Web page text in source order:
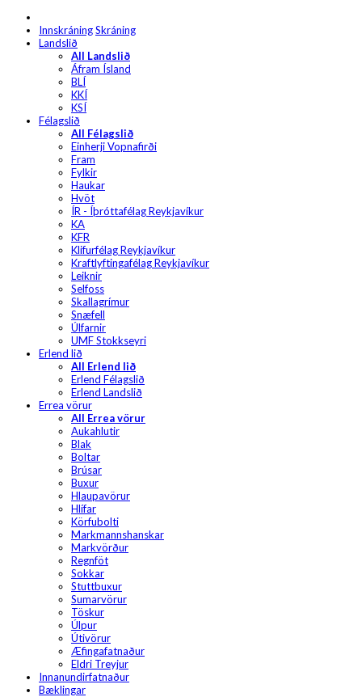
InnskráningSkráning
Landslið
All Landslið
Áfram Ísland
BLÍ
KKÍ
KSÍ
Félagslið
All Félagslið
Einherji Vopnafirði
Fram
Fylkir
Haukar
Hvöt
ÍR - Íþróttafélag Reykjavíkur
KA
KFR
Klifurfélag Reykjavíkur
Kraftlyftingafélag Reykjavíkur
Leiknir
Selfoss
Skallagrímur
Snæfell
Úlfarnir
UMF Stokkseyri
Erlend lið
All Erlend lið
Erlend Félagslið
Erlend Landslið
Errea vörur
All Errea vörur
Aukahlutir
Blak
Boltar
Brúsar
Buxur
Hlaupavörur
Hlífar
Körfubolti
Markmannshanskar
Markvörður
Regnföt
Sokkar
Stuttbuxur
Sumarvörur
Töskur
Úlpur
Útivörur
Æfingafatnaður
Eldri Treyjur
Innanundirfatnaður
Bæklingar